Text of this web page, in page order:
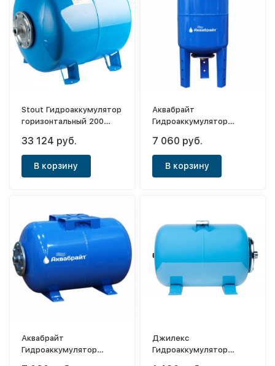
Stout Гидроаккумулятор
горизонтальный 200
33 124 руб.
В корзину
Аквабрайт
Гидроаккумулятор
(мембрана EPDM и
фланец сталь.)
7 060 руб.
В корзину
Аквабрайт
Гидроаккумулятор
Джилекс
Гидроаккумулятор